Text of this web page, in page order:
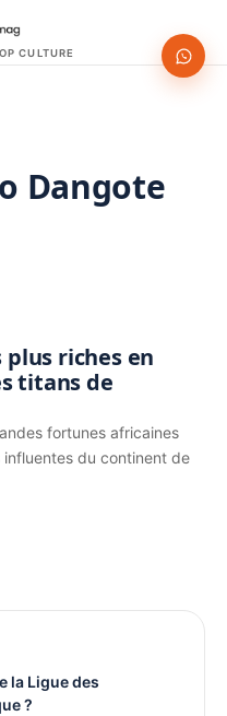
CULTURE
Dangote
plus riches en
titans de
fortunes africaines
influentes du continent de
la Ligue des
?